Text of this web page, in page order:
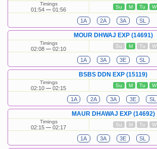
Timings
01:54 01:56 Su M Tu W
1A 2A 3A SL
MOUR DHWAJ EXP (14691)
Timings
02:08 02:10 Su M Tu W
1A 3A 3E SL
BSBS DDN EXP (15119)
Timings
02:10 02:15 Su M Tu W
1A 2A 3A 3E SL
MAUR DHAWAJ EXP (14692)
Timings
02:15 02:17 Su M Tu W
1A 3A 3E SL